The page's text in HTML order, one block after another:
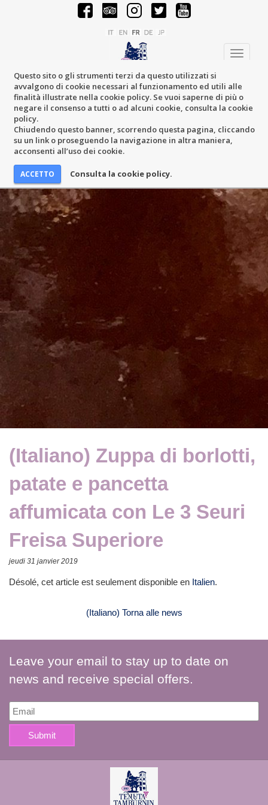
Questo sito o gli strumenti terzi da questo utilizzati si
avvalgono di cookie necessari al funzionamento ed utili alle
finalità illustrate nella cookie policy. Se vuoi saperne di più o
negare il consenso a tutti o ad alcuni cookie, consulta la cookie
policy.
Chiudendo questo banner, scorrendo questa pagina, cliccando
su un link o proseguendo la navigazione in altra maniera,
acconsenti all’uso dei cookie.
Consulta la cookie policy.
Toggle
(Italiano) Zuppa di borlotti,
patate e pancetta
affumicata con Le 3 Seuri
Freisa Superiore
jeudi 31 janvier 2019
Désolé, cet article est seulement disponible en Italien.
(Italiano) Torna alle news
Leave your email to stay up to date on
news and receive special offers.